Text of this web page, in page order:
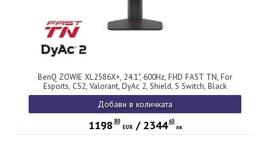
BenQ ZOWIE XL2586X+, 24.1", 600Hz, FHD FAST TN, For
Esports, CS2, Valorant, DyAc 2, Shield, S Switch, Black
eQualizer, Color Vibrance, LBL, Flicker-free, K Locker, XL
Setting to Share, 3x HDMI (2.1), DP (1.4), 3.5 Jack, Swivel, Tilt,
Height adj. 155mm
Добави в количката
1198 80
EUR/ 2344 65
лв